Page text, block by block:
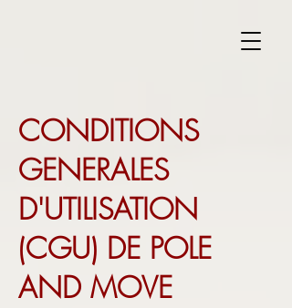
CONDITIONS
GENERALES
D'UTILISATION
(CGU) DE POLE
AND MOVE